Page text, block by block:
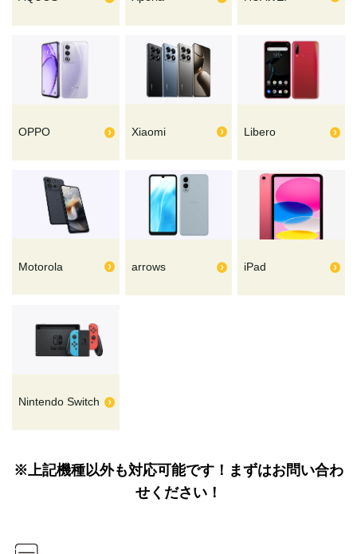
OPPO Xiaomi Libero
Motorola arrows iPad
Nintendo Switch
※上記機種以外も対応可能です！まずはお問い合わ
せください！